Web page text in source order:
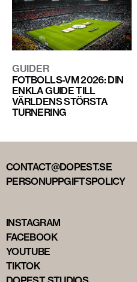
GUIDER
FOTBOLLS-VM 2026: DIN
ENKLA GUIDE TILL
VÄRLDENS STÖRSTA
TURNERING
CONTACT@DOPEST.SE
PERSONUPPGIFTSPOLICY
INSTAGRAM
FACEBOOK
YOUTUBE
TIKTOK